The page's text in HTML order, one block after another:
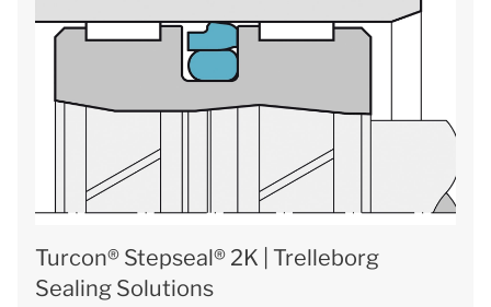
Turcon® Stepseal® 2K | Trelleborg
Sealing Solutions